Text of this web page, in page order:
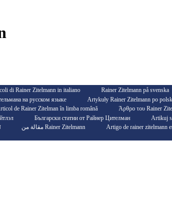
di Rainer Zitelmann in italiano Rainer Zitelmann på svenska
на русском языке Artykuły Rainer Zitelmann po
de Rainer Zitelman în limba română Άρθρο του Rainer
Български статии от Райнер Цителман Artikuj
مقالة من Rainer Zitelmann Artigo de rainer zitelmann